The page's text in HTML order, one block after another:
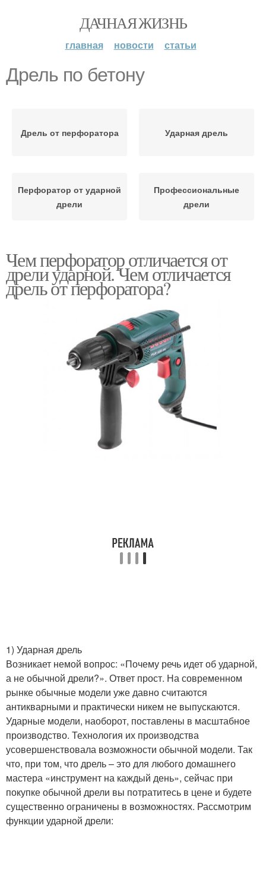
ДАЧНАЯ ЖИЗНЬ
главная новости статьи
Дрель по бетону
Дрель от перфоратора Ударная дрель
Перфоратор от ударной
дрели
Профессиональные
дрели
Чем перфоратор отличается от
дрели ударной. Чем отличается
дрель от перфоратора?
1) Ударная дрель
Возникает немой вопрос: «Почему речь идет об ударной,
а не обычной дрели?». Ответ прост. На современном
рынке обычные модели уже давно считаются
антикварными и практически никем не выпускаются.
Ударные модели, наоборот, поставлены в масштабное
производство. Технология их производства
усовершенствовала возможности обычной модели. Так
что, при том, что дрель – это для любого домашнего
мастера «инструмент на каждый день», сейчас при
покупке обычной дрели вы потратитесь в цене и будете
существенно ограничены в возможностях. Рассмотрим
функции ударной дрели: